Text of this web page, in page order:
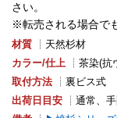
さい。
※転売される場合で
材質
┊天然杉材
カラー/仕上
┊茶染(抗
取付方法
┊裏ビス式
出荷日目安
┊通常、